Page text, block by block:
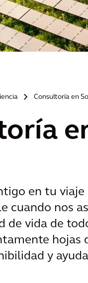
> Consultoría en
en tu
cuando nos
de vida de
hojas
y